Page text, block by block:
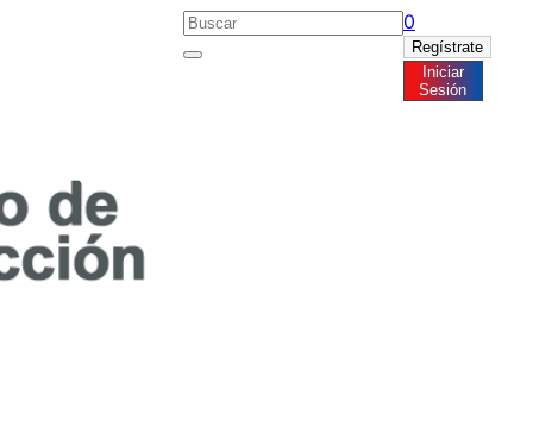
0
Regístrate
Iniciar
Sesión